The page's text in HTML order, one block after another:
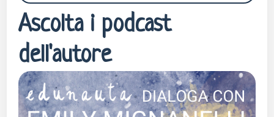
Ascolta i podcast
dell'autore